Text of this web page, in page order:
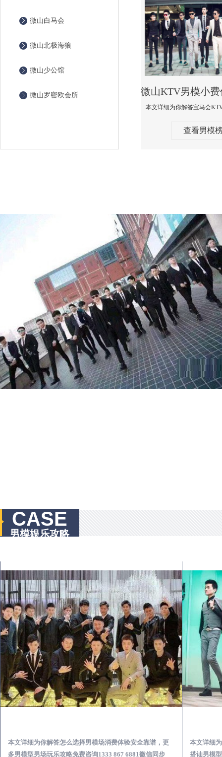
微山白马会
微山北极海狼
微山少公馆
微山罗密欧会所
查看男模
CASE
男模娱乐攻略
本文详细为你解答怎么选择男模场消费体验安全靠谱，更
多男模型男场玩乐攻略免费咨询1333 867 6881微信同步
本文详细
搭讪男模